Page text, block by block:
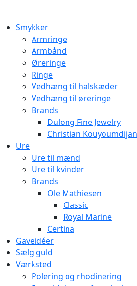
Smykker
Armringe
Armbånd
Øreringe
Ringe
Vedhæng til halskæder
Vedhæng til øreringe
Brands
Dulong Fine Jewelry
Christian Kouyoumdijan
Ure
Ure til mænd
Ure til kvinder
Brands
Ole Mathiesen
Classic
Royal Marine
Certina
Gaveidéer
Sælg guld
Værksted
Polering og rhodinering